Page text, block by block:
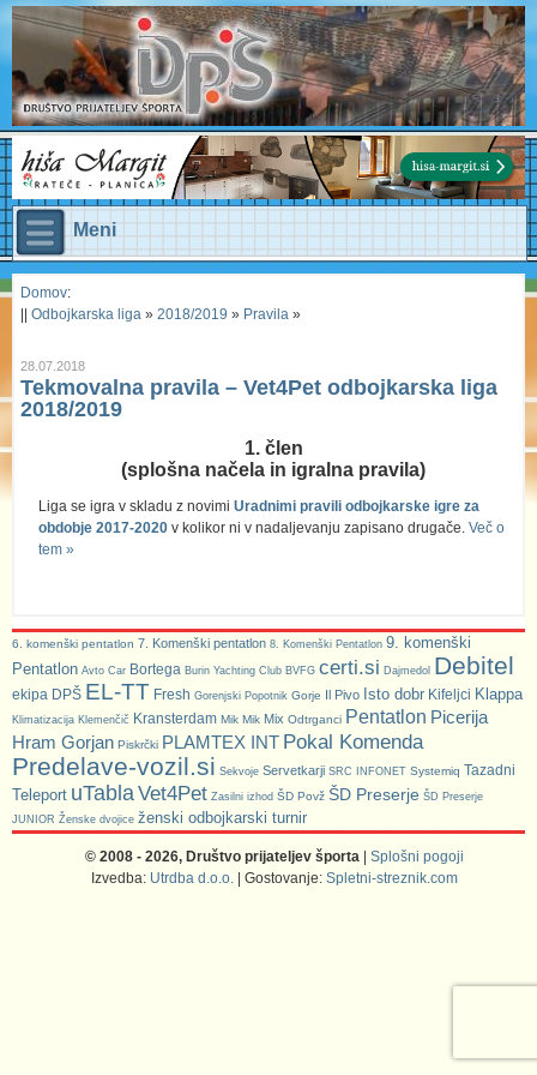
Meni
Domov:
Odbojkarska liga » 2018/2019 » Pravila »
28.07.2018
Tekmovalna pravila – Vet4Pet odbojkarska liga
2018/2019
1. člen
(splošna načela in igralna pravila)
Liga se igra v skladu z novimi Uradnimi pravili odbojkarske igre za
obdobje 2017-2020 v kolikor ni v nadaljevanju zapisano drugače. Več o
tem »
6. komenški pentatlon 7. Komenški pentatlon 8. Komenški Pentatlon 9. komenški
Pentatlon Avto Car Bortega Burin Yachting Club BVFG certi.si Dajmedol Debitel
ekipa DPŠ EL-TT Fresh Gorenjski Popotnik Gorje Il Pivo Isto dobr Kifeljci Klappa
Klimatizacija Klemenčič Kransterdam Mik Mik Mix Odtrganci Pentatlon Picerija
Hram Gorjan Piskrčki PLAMTEX INT Pokal Komenda
Predelave-vozil.si Sekvoje Servetkarji SRC INFONET Systemiq Tazadni
Teleport uTabla Vet4Pet Zasilni izhod ŠD Povž ŠD Preserje ŠD Preserje
JUNIOR Ženske dvojice ženski odbojkarski turnir
© 2008 - 2026, Društvo prijateljev športa | Splošni pogoji
Izvedba: Utrdba d.o.o. | Gostovanje: Spletni-streznik.com